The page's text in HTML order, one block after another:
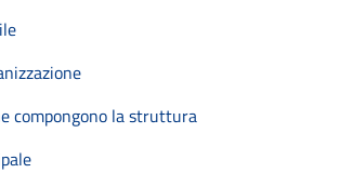
compongono la struttura